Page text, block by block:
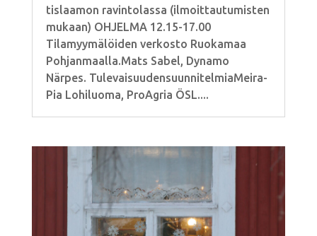
tislaamon ravintolassa (ilmoittautumisten
mukaan) OHJELMA 12.15-17.00
Tilamyymälöiden verkosto Ruokamaa
Pohjanmaalla.Mats Sabel, Dynamo
Närpes. TulevaisuudensuunnitelmiaMeira-
Pia Lohiluoma, ProAgria ÖSL....